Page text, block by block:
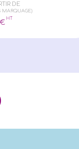
DE
MARQUAGE)
€
HT